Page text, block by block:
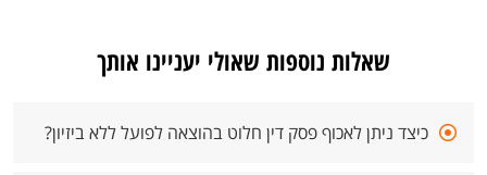
שאלות נוספות שאולי יעניינו אותך
כיצד ניתן לאכוף פסק דין חלוט בהוצאה לפועל ללא ביזיון?